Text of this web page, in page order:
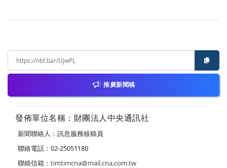
推廣新聞稿
發佈單位名稱：財團法人中央通訊社
新聞聯絡人：訊息服務核稿員
聯絡電話：02-25051180
聯絡信箱： timtimcna@mail.cna.com.tw